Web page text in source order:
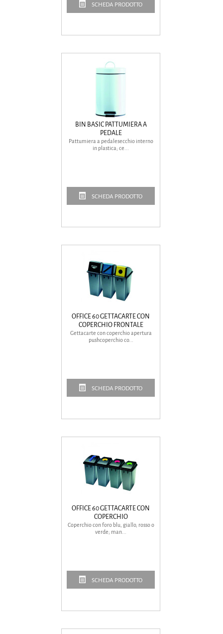
SCHEDA PRODOTTO
BIN BASIC PATTUMIERA A
PEDALE
Pattumiera a pedalesecchio interno
in plastica; ce...
SCHEDA PRODOTTO
OFFICE 60 GETTACARTE CON
COPERCHIO FRONTALE
Gettacarte con coperchio apertura
pushcoperchio co...
SCHEDA PRODOTTO
OFFICE 60 GETTACARTE CON
COPERCHIO
Coperchio con foro blu, giallo, rosso o
verde; man...
SCHEDA PRODOTTO